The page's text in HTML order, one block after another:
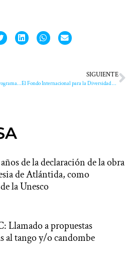
Convocatoria abierta el fondo del Programa de Participación UNESCO 2024/2025
SIGUIENTE
El Fondo Internacional para la Diversidad Cultural de #UNESCO vuelve a premiar a #Uruguay
de la declaración de la obra
de Atlántida, como
la Unesco
Llamado a propuestas
al tango y/o candombe